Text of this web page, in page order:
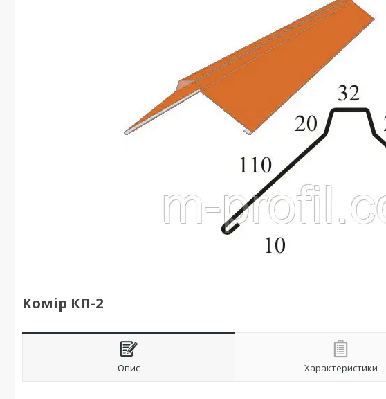
Комір КП-2
Опис Характеристики